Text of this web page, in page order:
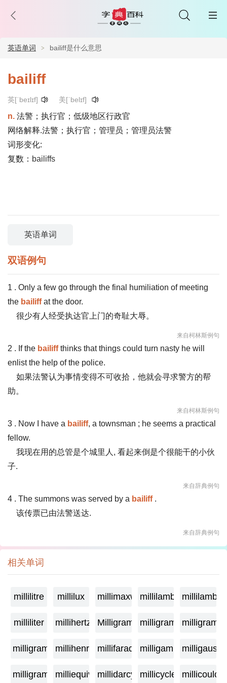
英语单词 bailiff是什么意思
bailiff
英[ˈbeɪlɪf] 美[ˈbelɪf]
n. 法警；执行官；低级地区行政官
网络解释.法警；执行官；管理员；管理员法警
词形变化:
复数： bailiffs
英语单词
双语例句
1 . Only a few go through the final humiliation of meeting
the bailiffat the door.
很少有人经受执达官上门的奇耻大辱。
来自柯林斯例句
2 . If the bailiffthinks that things could turn nasty he will
enlist the help of the police.
如果法警认为事情变得不可收拾，他就会寻求警方的帮
助。
来自柯林斯例句
3 . Now I have a bailiff, a townsman ; he seems a practical
fellow.
我现在用的总管是个城里人, 看起来倒是个很能干的小伙
子.
来自辞典例句
4 . The summons was served by a bailiff.
该传票已由法警送达.
来自辞典例句
相关单词
millilitre millilux millimaxwellmillilambda
milliliter millihertz Milligramagemilligrame
milligrammemillihenry millifarad milligammamilligauss
milligram milliequivalentmillidarcy millicycle